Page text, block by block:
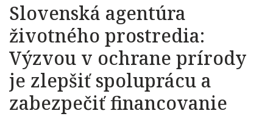
Slovenská agentúra
životného prostredia:
Výzvou v ochrane prírody
je zlepšiť spoluprácu a
zabezpečiť financovanie